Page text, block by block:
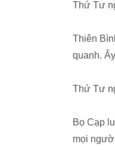
Thứ Tư
Thiên
quanh.
Thứ Tư
Bọ Cạp
mọi